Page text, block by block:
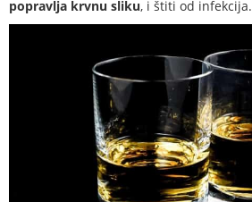
popravlja krvnu sliku, i štiti od infekcija.